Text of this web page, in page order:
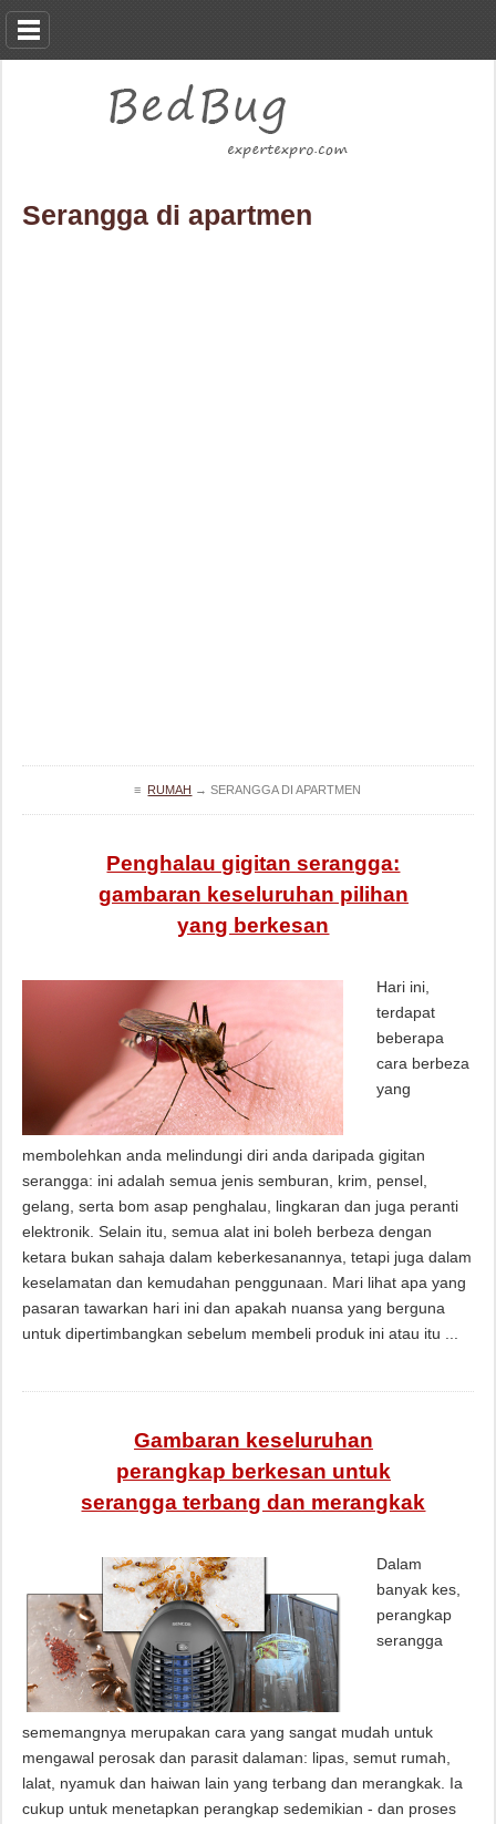
Serangga di apartmen
≡ RUMAH →SERANGGA DI APARTMEN
Penghalau gigitan serangga:
gambaran keseluruhan pilihan
yang berkesan
Hari ini,
terdapat
beberapa
cara berbeza
yang
membolehkan anda melindungi diri anda daripada gigitan
serangga: ini adalah semua jenis semburan, krim, pensel,
gelang, serta bom asap penghalau, lingkaran dan juga peranti
elektronik. Selain itu, semua alat ini boleh berbeza dengan
ketara bukan sahaja dalam keberkesanannya, tetapi juga dalam
keselamatan dan kemudahan penggunaan. Mari lihat apa yang
pasaran tawarkan hari ini dan apakah nuansa yang berguna
untuk dipertimbangkan sebelum membeli produk ini atau itu ...
Gambaran keseluruhan
perangkap berkesan untuk
serangga terbang dan merangkak
Dalam
banyak kes,
perangkap
serangga
sememangnya merupakan cara yang sangat mudah untuk
mengawal perosak dan parasit dalaman: lipas, semut rumah,
lalat, nyamuk dan haiwan lain yang terbang dan merangkak. Ia
cukup untuk menetapkan perangkap sedemikian - dan proses